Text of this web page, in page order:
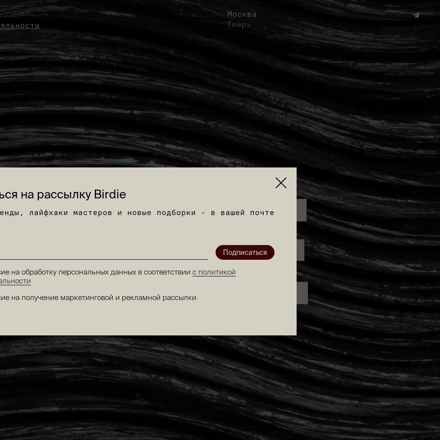
Тверь
Москва онлайн-запись
Тверь
на рассылку Birdie
лайфхаки мастеров и новые подборки - в вашей почте
на обработку персональных данных в соответствии с политикой
на получение маркетинговой и рекламной рассылки
Подписаться